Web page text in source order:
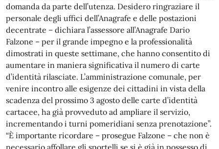
domanda da parte dell’utenza. Desidero ringraziare il
personale degli uffici dell’Anagrafe e delle postazioni
decentrate – dichiara l’assessore all’Anagrafe Dario
Falzone – per il grande impegno e la professionalità
dimostrati in queste settimane, che hanno consentito di
aumentare in maniera significativa il numero di carte
d’identità rilasciate. L’amministrazione comunale, per
venire incontro alle esigenze dei cittadini in vista della
scadenza del prossimo 3 agosto delle carte d’identità
cartacee, ha già provveduto ad ampliare il servizio,
incrementando i turni pomeridiani senza prenotazione”.
“È importante ricordare – prosegue Falzone – che non è
necessario affollare gli sportelli se si è già in possesso di